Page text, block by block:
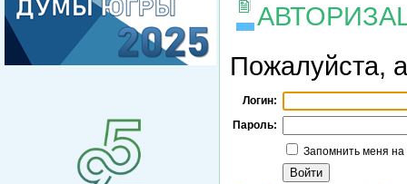
Пожалуйста,
Логин:
Пароль:
Запомнить меня